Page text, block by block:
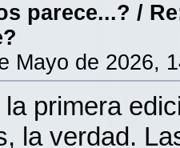
parece...? /
Mayo de 2026,
la primera
la verdad.